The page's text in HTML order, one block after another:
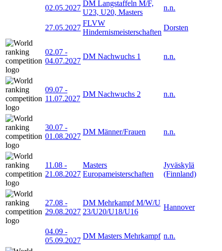
02.05.2027
DM Langstaffeln M/F,
U23, U20, Masters
n.n.
27.05.2027
FLVW
Hindernismeisterschaften
Dorsten
02.07 -
04.07.2027
DM Nachwuchs 1 n.n.
09.07 -
11.07.2027
DM Nachwuchs 2 n.n.
30.07 -
01.08.2027
DM Männer/Frauen n.n.
11.08 -
21.08.2027
Masters
Europameisterschaften
Jyväskylä
(Finnland)
27.08 -
29.08.2027
DM Mehrkampf M/W/U
23/U20/U18/U16
Hannover
04.09 -
05.09.2027
DM Masters Mehrkampf n.n.